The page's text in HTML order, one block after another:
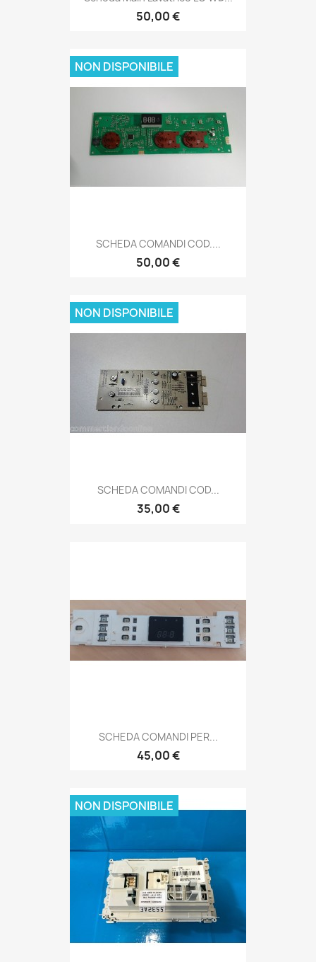
50,00 €
SCHEDA COMANDI COD....
50,00 €
NON DISPONIBILE
SCHEDA COMANDI COD...
35,00 €
NON DISPONIBILE
SCHEDA COMANDI PER...
45,00 €
NON DISPONIBILE